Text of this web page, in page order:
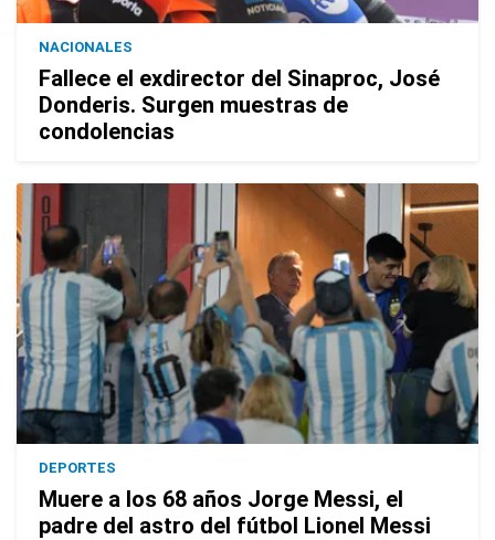
NACIONALES
Fallece el exdirector del Sinaproc, José
Donderis. Surgen muestras de
condolencias
DEPORTES
Muere a los 68 años Jorge Messi, el
padre del astro del fútbol Lionel Messi